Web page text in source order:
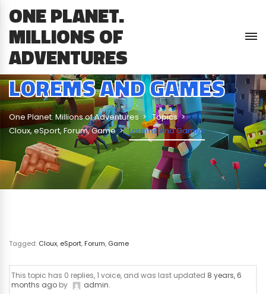
ONE PLANET.
MILLIONS OF
ADVENTURES
LOREMS AND GAMES
One Planet. Millions of Adventures
Topics
Cloux,eSport,Forum,Game Lorems and Games
Tagged: Cloux, eSport, Forum, Game
This topic has 0 replies, 1 voice, and was last updated 8 years, 6
months agoby admin.